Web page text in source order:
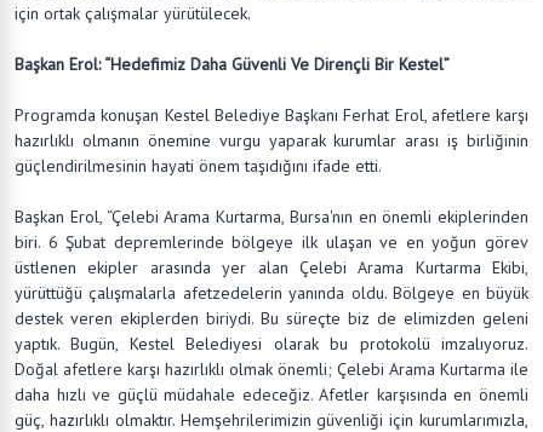
için ortak çalışmalar yürütülecek.
Başkan Erol: “Hedefimiz Daha Güvenli Ve Dirençli Bir Kestel”
Programda konuşan Kestel Belediye Başkanı Ferhat Erol, afetlere karşı
hazırlıklı olmanın önemine vurgu yaparak kurumlar arası iş birliğinin
güçlendirilmesinin hayati önem taşıdığını ifade etti.
Başkan Erol, “Çelebi Arama Kurtarma, Bursa'nın en önemli ekiplerinden
biri. 6 Şubat depremlerinde bölgeye ilk ulaşan ve en yoğun görev
üstlenen ekipler arasında yer alan Çelebi Arama Kurtarma Ekibi,
yürüttüğü çalışmalarla afetzedelerin yanında oldu. Bölgeye en büyük
destek veren ekiplerden biriydi. Bu süreçte biz de elimizden geleni
yaptık. Bugün, Kestel Belediyesi olarak bu protokolü imzalıyoruz.
Doğal afetlere karşı hazırlıklı olmak önemli; Çelebi Arama Kurtarma ile
daha hızlı ve güçlü müdahale edeceğiz. Afetler karşısında en önemli
güç, hazırlıklı olmaktır. Hemşehrilerimizin güvenliği için kurumlarımızla,